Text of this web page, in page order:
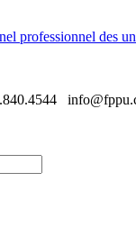
professionnel des